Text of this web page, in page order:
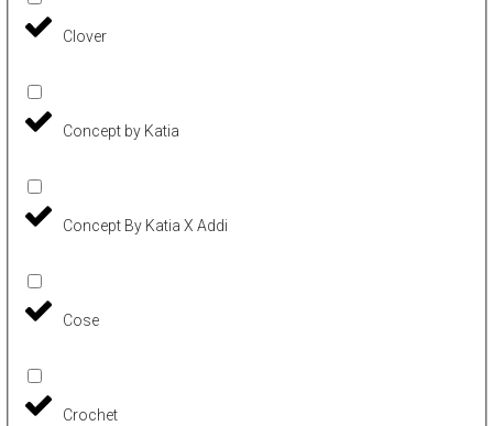
Clover
Concept by Katia
Concept By Katia X Addi
Cose
Crochet